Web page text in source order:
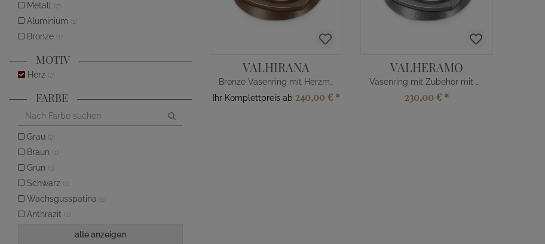
VALHIRANA
Bronze Vasenring mit Herzmotiv
Ihr Komplettpreis ab 240,00 € *
VALHERAMO
Vasenring mit Zubehör mit Herz
230,00 € *
Metall (2)
Aluminium (1)
Bronze (1)
MOTIV
Herz (2)
FARBE
Grau (2)
Braun (1)
Grün (1)
Schwarz (1)
Wachsgusspatina (1)
Anthrazit (1)
alle anzeigen